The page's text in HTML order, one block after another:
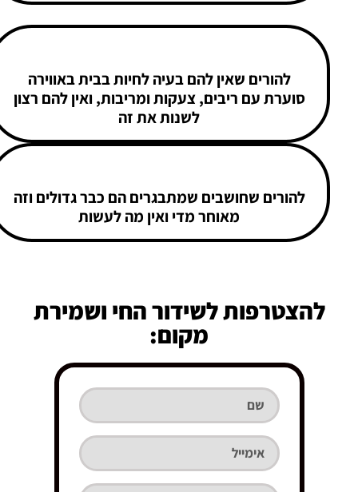
להורים שאין להם בעיה לחיות בבית באווירה
סוערת עם ריבים, צעקות ומריבות, ואין להם רצון
לשנות את זה
להורים שחושבים שמתבגרים הם כבר גדולים וזה
מאוחר מדי ואין מה לעשות
להצטרפות לשידור החי ושמירת
מקום: